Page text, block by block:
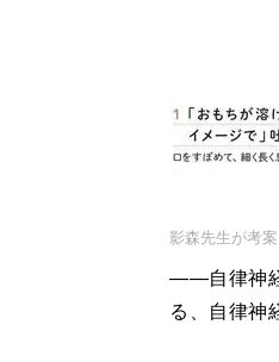
影森先生が考
――自律神経
る、自律神